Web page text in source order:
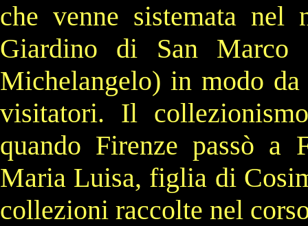
che venne sistemata nel
Giardino di San Marco
Michelangelo) in modo
visitatori. Il
quando Firenze passò a
Maria Luisa, figlia di
collezioni raccolte nel